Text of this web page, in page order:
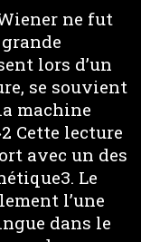
ne fut
lors d’un
se souvient
machine
Cette lecture
avec un des
Le
l’une
dans le